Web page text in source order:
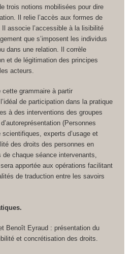
trois notions mobilisées pour dire
Il relie l’accès aux formes de
associe l’accessible à la lisibilité
que s’imposent les individus
dans une relation. Il corrèle
et de légitimation des principes
acteurs.
grammaire à partir
de participation dans la pratique
à des interventions des groupes
(Personnes
experts d’usage et
des droits des personnes en
chaque séance intervenants,
apportée aux opérations facilitant
de traduction entre les savoirs
Benoît Eyraud : présentation du
et concrétisation des droits.